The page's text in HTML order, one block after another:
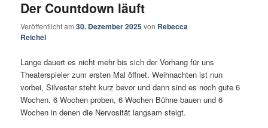
Der Countdown läuft
Veröffentlicht am30. Dezember 2025von Rebecca
Reichel
Lange dauert es nicht mehr bis sich der Vorhang für uns
Theaterspieler zum ersten Mal öffnet. Weihnachten ist nun
vorbei, Silvester steht kurz bevor und dann sind es noch gute 6
Wochen. 6 Wochen proben, 6 Wochen Bühne bauen und 6
Wochen in denen die Nervosität langsam steigt.